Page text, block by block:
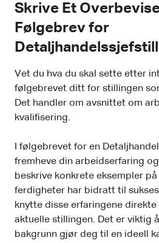
Skrive Et
Følgebrev for
Vet du hva du skal sette etter
følgebrevet ditt for stillingen
Det handler om avsnittet om
kvalifisering.
I følgebrevet for en
fremheve din arbeidserfaring
beskrive konkrete eksempler
ferdigheter har bidratt til
knytte disse erfaringene
aktuelle stillingen. Det er viktig
bakgrunn gjør deg til en ideell